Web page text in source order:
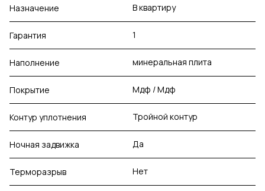
Назначение В квартиру
Гарантия 1
Наполнение минеральная плита
Покрытие Мдф / Мдф
Контур уплотнения Тройной контур
Ночная задвижка Да
Терморазрыв Нет